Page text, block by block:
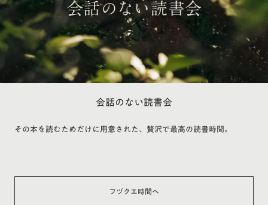
会話のない読書会
その本を読むためだけに用意された、贅沢で最高の読書時間。
フヅクエ時間へ